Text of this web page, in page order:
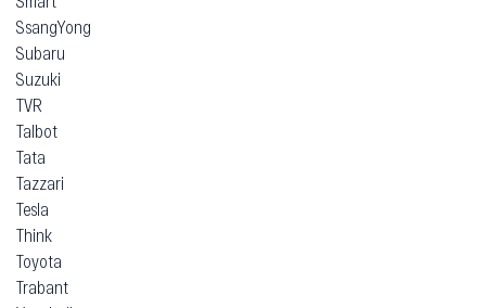
SsangYong
Subaru
Suzuki
TVR
Talbot
Tata
Tazzari
Tesla
Think
Toyota
Trabant